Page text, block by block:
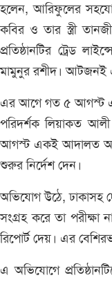
হলেন, আরিফুলের
কবির ও তার স্ত্রী
প্রতিষ্ঠানটির ট্রেড
মামুনুর রশীদ। আটজনই
এর আগে গত ৫ আগস্ট এ
পরিদর্শক লিয়াকত আলী
আগস্ট একই আদালত
শুরুর নির্দেশ দেন।
অভিযোগ উঠে, ঢাকাসহ
সংগ্রহ করে তা পরীক্ষা
রিপোর্ট দেয়। এর
এ অভিযোগে